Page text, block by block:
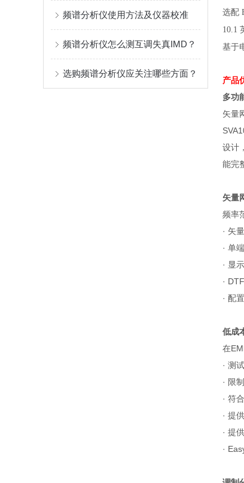
频谱分析仪使用方法及仪器校准
频谱分析仪怎么测互调失真IMD？
选购频谱分析仪应关注哪些方面？
选配
10.1
基于
产品
多功
矢量
设计
能完
矢量
频率
· 矢
· 单
· 显
· DTF
· 配置
低成
在
· 测
· 限
· 符合
· 提供
· 提供
·